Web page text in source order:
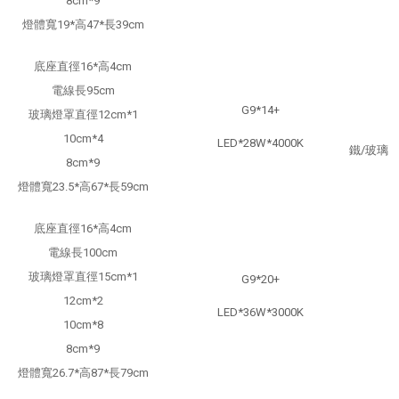
燈體寬19*高47*長39cm
鐵/玻璃
底座直徑16*高4cm
電線長95cm
玻璃燈罩直徑12cm*1
10cm*4
8cm*9
燈體寬23.5*高67*長59cm
G9*14+
LED*28W*4000K
底座直徑16*高4cm
電線長100cm
玻璃燈罩直徑15cm*1
12cm*2
10cm*8
8cm*9
燈體寬26.7*高87*長79cm
G9*20+
LED*36W*3000K